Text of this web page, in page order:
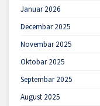
Januar 2026
Decembar 2025
Novembar 2025
Oktobar 2025
Septembar 2025
August 2025